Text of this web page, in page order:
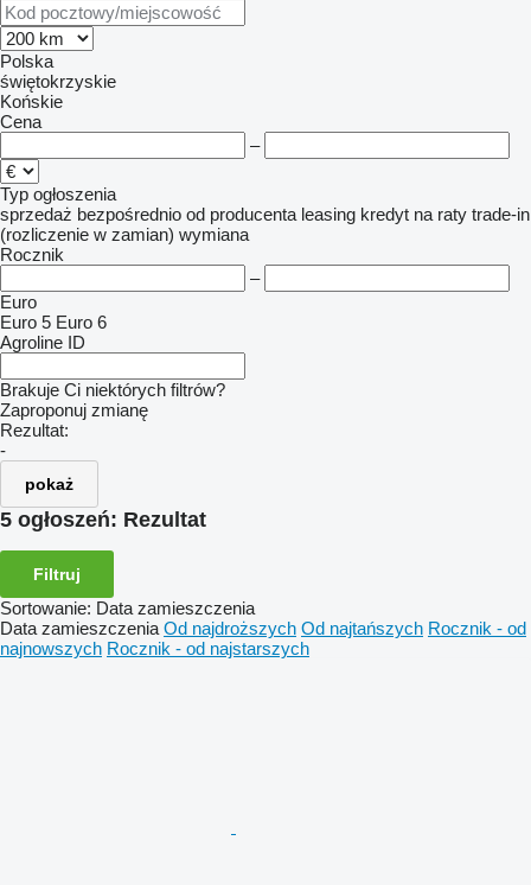
Polska
świętokrzyskie
Końskie
Cena
–
Typ ogłoszenia
sprzedaż bezpośrednio od producenta leasing kredyt na raty trade-in
(rozliczenie w zamian) wymiana
Rocznik
–
Euro
Euro 5 Euro 6
Agroline ID
Brakuje Ci niektórych filtrów?
Zaproponuj zmianę
Rezultat:
-
pokaż
5 ogłoszeń: Rezultat
Filtruj
Sortowanie: Data zamieszczenia
Data zamieszczenia Od najdroższych Od najtańszych Rocznik - od
najnowszych Rocznik - od najstarszych